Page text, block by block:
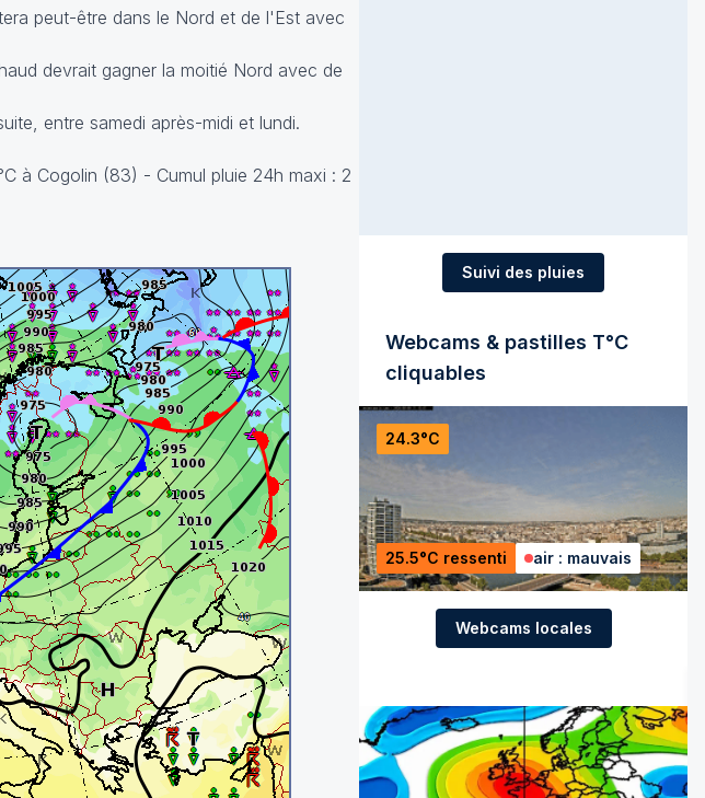
peut-être dans le Nord et de l'Est avec
devrait gagner la moitié Nord avec de
entre samedi après-midi et lundi.
à Cogolin (83) - Cumul pluie 24h maxi : 2
Suivi des pluies
Webcams & pastilles T°C
cliquables
24.3°C
25.5°C ressenti air : mauvais
Webcams locales